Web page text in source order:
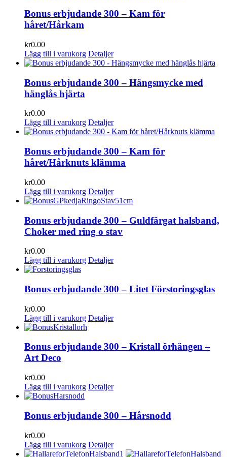
Bonus erbjudande 300 – Kam för
håret/Hårkam
kr0.00
Lägg till i varukorg Detaljer
Bonus erbjudande 300 – Hängsmycke med
hänglås hjärta
kr0.00
Lägg till i varukorg Detaljer
Bonus erbjudande 300 – Kam för
håret/Hårknuts klämma
kr0.00
Lägg till i varukorg Detaljer
Bonus erbjudande 300 – Guldfärgat halsband,
Choker med ring o stav
kr0.00
Lägg till i varukorg Detaljer
Bonus erbjudande 300 – Litet Förstoringsglas
kr0.00
Lägg till i varukorg Detaljer
Bonus erbjudande 300 – Kristall örhängen –
Art Deco
kr0.00
Lägg till i varukorg Detaljer
Bonus erbjudande 300 – Hårsnodd
kr0.00
Lägg till i varukorg Detaljer